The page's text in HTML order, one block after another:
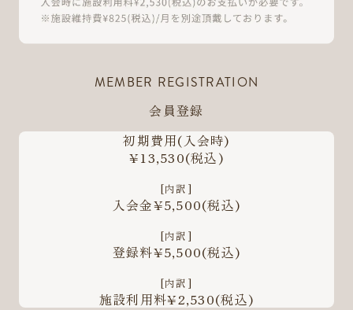
MEMBER REGISTRATION
会員登録
初期費用(入会時)
¥13,530(税込)
[内訳]
入会金¥5,500(税込)
[内訳]
登録料¥5,500(税込)
[内訳]
施設利用料¥2,530(税込)